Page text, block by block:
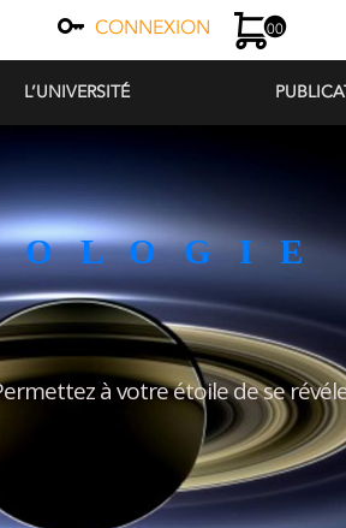
CONNEXION 00
L’UNIVERSITÉ
O L O G I E
à votre étoile de se